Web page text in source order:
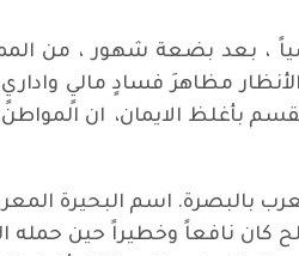
، بعد بضعة شهور ، من
مظاهرَ فسادٍ ماليٍ
بأغلظ الايمان، ان
بالبصرة. اسم البحيرة
نافعاً وخطيراً حين حمله